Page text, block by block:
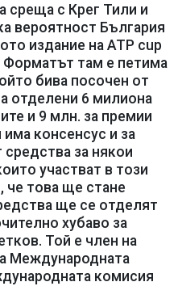
среща с Крег Тили и
вероятност България
издание на ATP сup
Форматът там е петима
бива посочен от
отделени 6 милиона
и 9 млн. за премии
консенсус и за
за някои
участват в този
това ще стане
ще се отделят
хубаво за
Той е член на
Международната
комисия